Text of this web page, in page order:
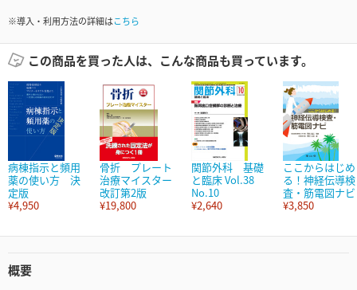
※導入・利用方法の詳細はこちら
この商品を買った人は、こんな商品も買っています。
病棟指示と頻用
薬の使い方 決
定版
¥4,950
骨折 プレート
治療マイスター
改訂第2版
¥19,800
関節外科 基礎
と臨床 Vol.38
No.10
¥2,640
ここからはじめ
る！神経伝導検
査・筋電図ナビ
¥3,850
概要